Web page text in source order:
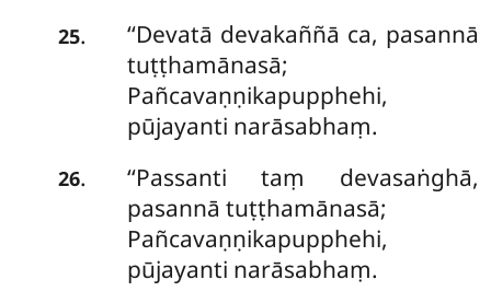
25.
‘‘Devatā devakaññā ca, pasannā
tuṭṭhamānasā;
Pañcavaṇṇikapupphehi,
pūjayanti narāsabhaṃ.
26. ‘‘Passantitaṃ devasaṅghā,
pasannā tuṭṭhamānasā;
Pañcavaṇṇikapupphehi,
pūjayanti narāsabhaṃ.